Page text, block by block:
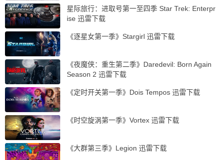
星际旅行：进取号第一至四季 Star Trek: Enterpr
ise 迅雷下载
《逐星女第一季》Stargirl 迅雷下载
《夜魔侠：重生第二季》Daredevil: Born Again
Season 2 迅雷下载
《定时开关第一季》Dois Tempos 迅雷下载
《时空旋涡第一季》Vortex 迅雷下载
《大群第三季》Legion 迅雷下载